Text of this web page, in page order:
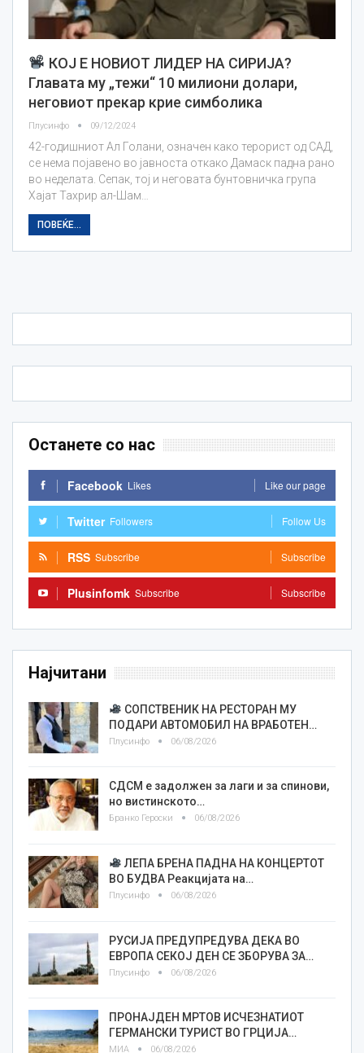
КОЈ Е НОВИОТ ЛИДЕР НА СИРИЈА?
Главата му „тежи“ 10 милиони долари,
неговиот прекар крие симболика
Плусинфо 09/12/2024
42-годишниот Ал Голани, означен како терорист од САД,
се нема појавено во јавноста откако Дамаск падна рано
во неделата. Сепак, тој и неговата бунтовничка група
Хајат Тахрир ал-Шам…
ПОВЕЌЕ...
Останете со нас
Facebook Likes Like our page
Twitter Followers Follow Us
RSS Subscribe Subscribe
Plusinfomk Subscribe Subscribe
Најчитани
СОПСТВЕНИК НА РЕСТОРАН МУ
ПОДАРИ АВТОМОБИЛ НА ВРАБОТЕН…
Плусинфо 06/08/2026
СДСМ е задолжен за лаги и за спинови,
но вистинското…
Бранко Героски 06/08/2026
ЛЕПА БРЕНА ПАДНА НА КОНЦЕРТОТ
ВО БУДВА Реакцијата на…
Плусинфо 06/08/2026
РУСИЈА ПРЕДУПРЕДУВА ДЕКА ВО
ЕВРОПА СЕКОЈ ДЕН СЕ ЗБОРУВА ЗА…
Плусинфо 06/08/2026
ПРОНАЈДЕН МРТОВ ИСЧЕЗНАТИОТ
ГЕРМАНСКИ ТУРИСТ ВО ГРЦИЈА…
МИА 06/08/2026